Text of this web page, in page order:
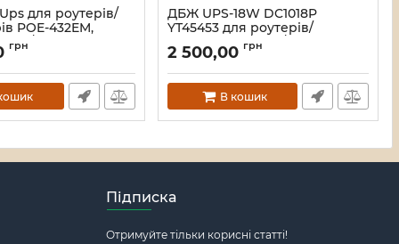
для роутерів/
POE-432EM,
9В/12В, POE
DC 5В/2A,
White, BOX
грн
ДБЖ UPS-18W DC1018P
YT45453 для роутерів/
комутаторів/PON/POE-430,
5//9/12V, 1A, 11200MAh(знімні
4*2800MAh), Black, BOX
Артикул:
2 500,00 грн
В кошик
Підписка
Отримуйте тільки корисні статті!